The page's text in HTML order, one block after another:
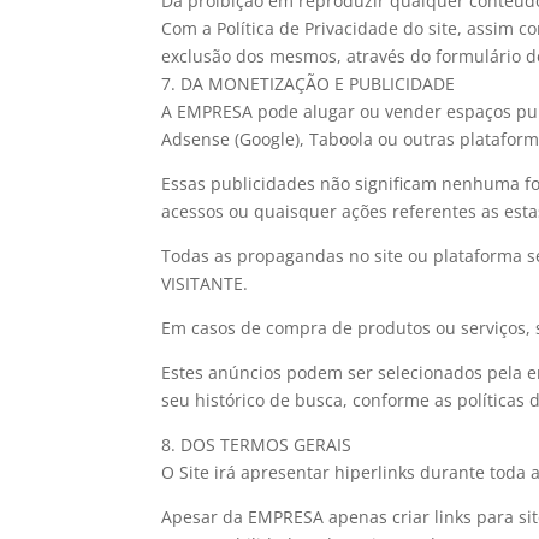
Com a Política de Privacidade do site, assim
exclusão dos mesmos, através do formulário
7. DA MONETIZAÇÃO E PUBLICIDADE
A EMPRESA pode alugar ou vender espaços
Adsense (Google), Taboola ou outras
Essas publicidades não significam nenhuma
acessos ou quaisquer ações referentes as
Todas as propagandas no site ou plataforma
VISITANTE.
Em casos de compra de produtos ou
Estes anúncios podem ser selecionados pela
seu histórico de busca, conforme as políticas
8. DOS TERMOS GERAIS
O Site irá apresentar hiperlinks durante toda
Apesar da EMPRESA apenas criar links para